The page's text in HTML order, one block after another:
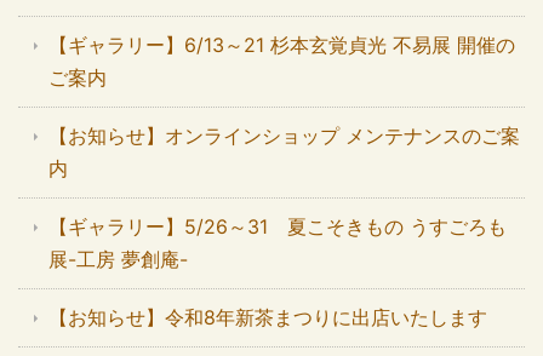
【ギャラリー】6/13～21 杉本玄覚貞光 不易展 開催の
ご案内
【お知らせ】オンラインショップ メンテナンスのご案
内
【ギャラリー】5/26～31 夏こそきもの うすごろも
展-工房 夢創庵-
【お知らせ】令和8年新茶まつりに出店いたします